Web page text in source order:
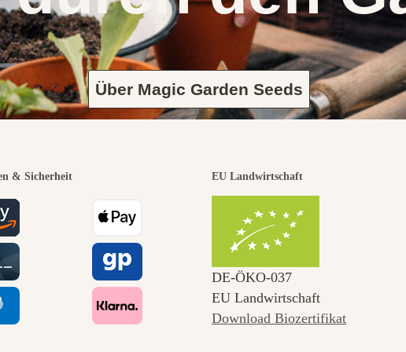
Über Magic Garden Seeds
& Sicherheit EU Landwirtschaft
DE‑ÖKO‑037
EU Landwirtschaft
Download Biozertifikat